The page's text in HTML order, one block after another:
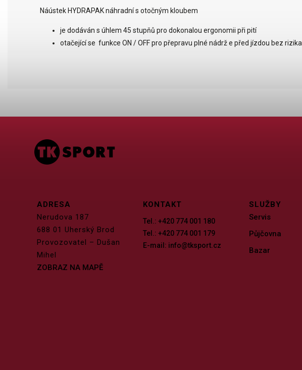
Náústek HYDRAPAK náhradní s otočným kloubem
je dodáván s úhlem 45 stupňů pro dokonalou ergonomii při pití
otačející se funkce ON / OFFpro přepravu plné nádrže před jízdou bez rizika
ADRESA
Nerudova 187
688 01 Uherský Brod
Provozovatel – Dušan
Mihel
ZOBRAZ NA MAPĚ
KONTAKT
Tel.: +420 774 001 180
Tel.: +420 774 001 179
E-mail: info@tksport.cz
SLUŽBY
Servis
Půjčovna
Bazar